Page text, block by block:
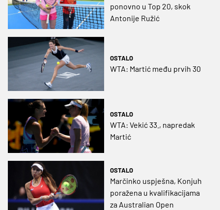
ponovno u Top 20, skok
Antonije Ružić
OSTALO
WTA: Martić među prvih 30
OSTALO
WTA: Vekić 33., napredak
Martić
OSTALO
Marčinko uspješna, Konjuh
poražena u kvalifikacijama
za Australian Open